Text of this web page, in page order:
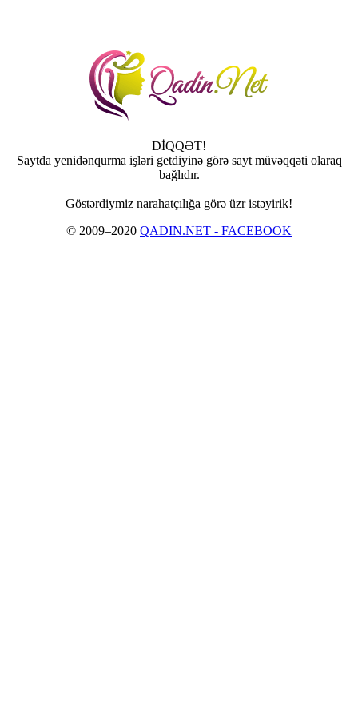
DİQQƏT!
Saytda yenidənqurma işləri getdiyinə görə sayt müvəqqəti olaraq
bağlıdır.
Göstərdiymiz narahatçılığa görə üzr istəyirik!
© 2009–2020 QADIN.NET - FACEBOOK